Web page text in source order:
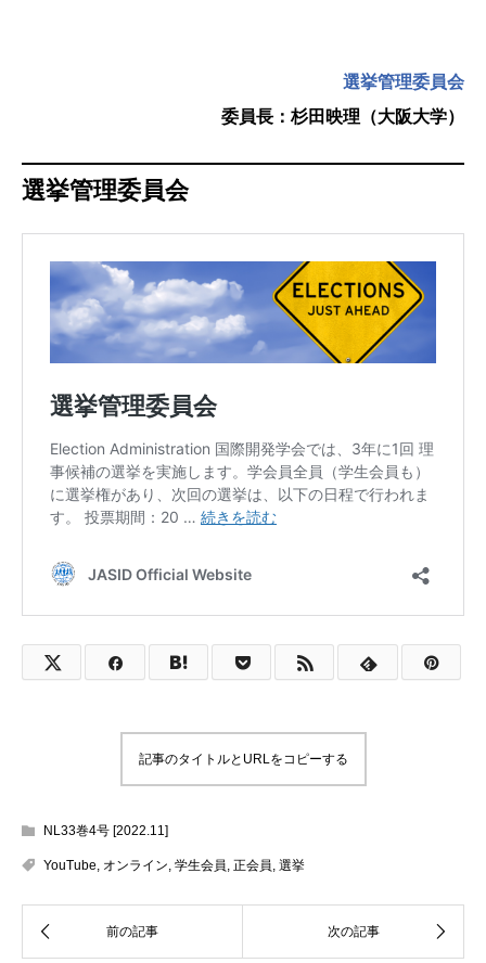
選挙管理委員会
委員長：杉田映理（大阪大学）
選挙管理委員会
記事のタイトルとURLをコピーする
NL33巻4号 [2022.11]
YouTube, オンライン, 学生会員, 正会員, 選挙